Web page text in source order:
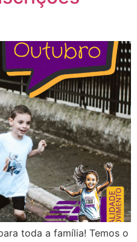
toda a família! Temos o